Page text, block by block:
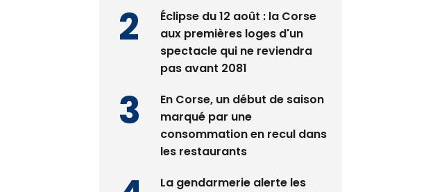
nouvelle Miss Corse 2026
Éclipse du 12 août : la Corse
aux premières loges d'un
pas avant 2081
En Corse, un début de saison
marqué par une
les restaurants